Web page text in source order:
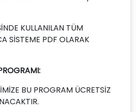
KULLANILAN TÜM
SİSTEME PDF OLARAK
BU PROGRAM ÜCRETSİZ